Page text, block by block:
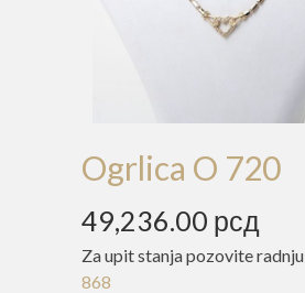
Ogrlica O 720
49,236.00 рсд
Za upit stanja pozovite radnju
868